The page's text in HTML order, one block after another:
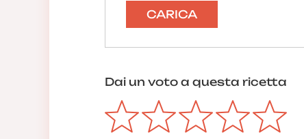
CARICA
Dai un voto a questa ricetta